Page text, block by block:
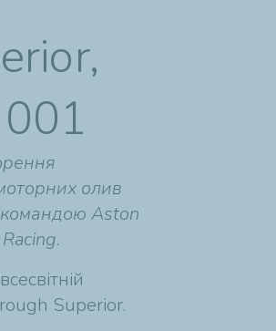
олив
командою Aston
Superior.